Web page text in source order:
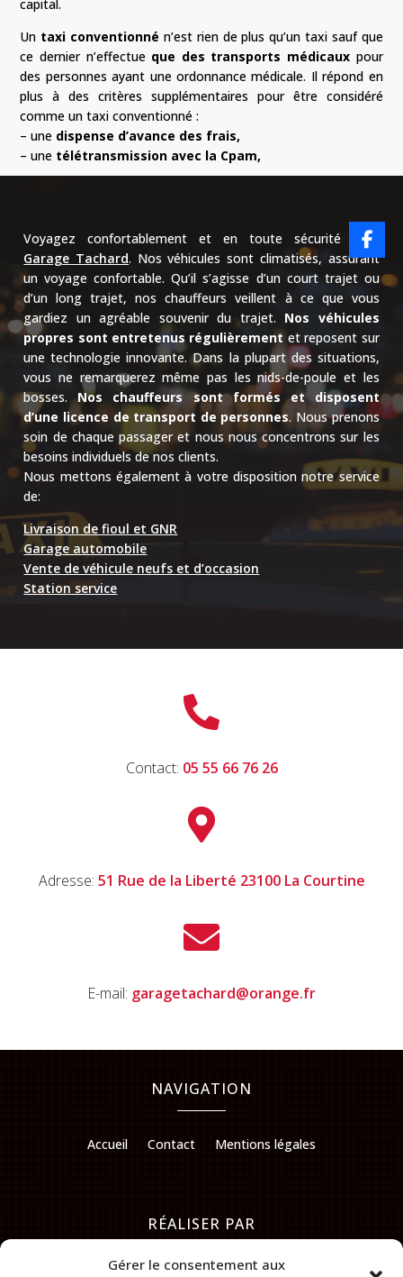
Gérer le consentement aux
capital.
Un taxi conventionné n’est rien de plus qu’un taxi sauf que
ce dernier n’effectue que des transports médicaux pour
des personnes ayant une ordonnance médicale. Il répond en
plus à des critères supplémentaires pour être considéré
comme un taxi conventionné :
– une dispense d’avance des frais,
– une télétransmission avec la Cpam,
Voyagez confortablement et en toute sécurité avec
Garage Tachard. Nos véhicules sont climatisés, assurant
un voyage confortable. Qu’il s’agisse d’un court trajet ou
d’un long trajet, nos chauffeurs veillent à ce que vous
gardiez un agréable souvenir du trajet. Nos véhicules
propres sont entretenus régulièrement et reposent sur
une technologie innovante. Dans la plupart des situations,
vous ne remarquerez même pas les nids-de-poule et les
bosses.
Nos chauffeurs sont formés et disposent
d’une licence de transport de personnes. Nous prenons
soin de chaque passager et nous nous concentrons sur les
besoins individuels de nos clients.
Nous mettons également à votre disposition notre service
de:
Livraison de fioul et GNR
Garage automobile
Vente de véhicule neufs et d’occasion
Station service

Contact: 05 55 66 76 26

Adresse: 51 Rue de la Liberté 23100 La Courtine

E-mail: garagetachard@orange.fr
NAVIGATION
Accueil Contact Mentions légales
RÉALISER PAR